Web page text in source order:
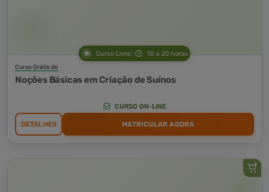
Curso Livre 10 a 20 horas
Curso Grátis de
Noções Básicas em Criação de Suínos
CURSO ON-LINE
DETALHES MATRICULAR AGORA